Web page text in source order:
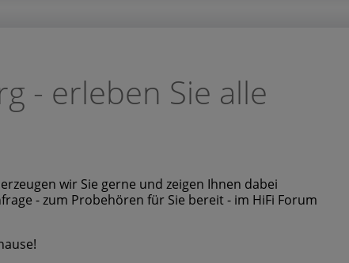
- erleben Sie alle
wir Sie gerne und zeigen Ihnen dabei
- zum Probehören für Sie bereit - im HiFi Forum